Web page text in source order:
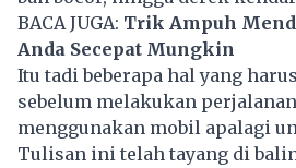
BACA JUGA: Trik Ampuh
Anda Secepat Mungkin
Itu tadi beberapa hal yang
sebelum melakukan
menggunakan mobil apalagi
Tulisan ini telah tayang di